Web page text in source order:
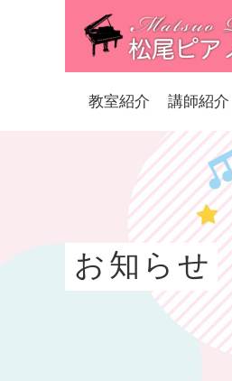
教室紹介 講師紹介
お知らせ